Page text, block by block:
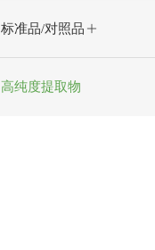
标准品/对照品
高纯度提取物